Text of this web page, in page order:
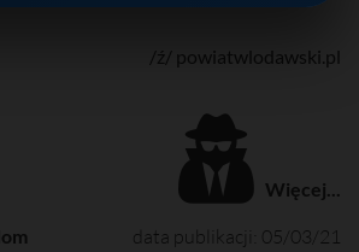
/ź/ powiatwlodawski.pl
Więcej...
data publikacji: 05/03/21